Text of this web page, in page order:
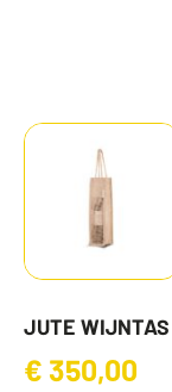
JUTE WIJNTAS
€ 350,00